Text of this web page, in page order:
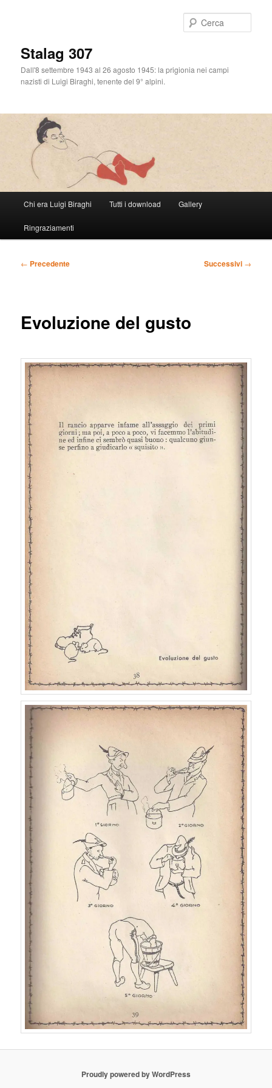
Stalag 307
Dall'8 settembre 1943 al 26 agosto 1945: la prigionia nei campi
nazisti di Luigi Biraghi, tenente del 9° alpini.
principale
Vai
al
Chi era Luigi Biraghi Tutti i download Gallery
Ringraziamenti
Navigazione
← Precedente Successivi →
Evoluzione del gusto
Proudly powered by WordPress